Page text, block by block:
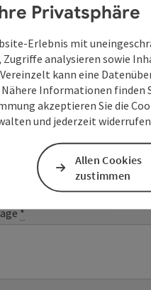
an
*
Privatsphäre
Erlebnis mit
analysieren sowie
kann eine
Informationen finden
akzeptieren Sie die
und jederzeit
Allen Cookies
zustimmen